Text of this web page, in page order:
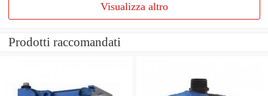
Visualizza altro
Prodotti raccomandati